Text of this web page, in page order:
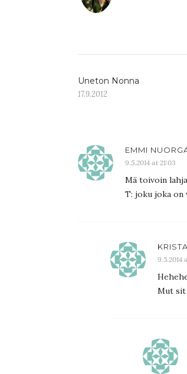
Uneton Nonna
17.9.2012
EMMI
9.5.2014 at 21:03
Mä toivoin
T: joku joka on
9.5.2014
Mut sit